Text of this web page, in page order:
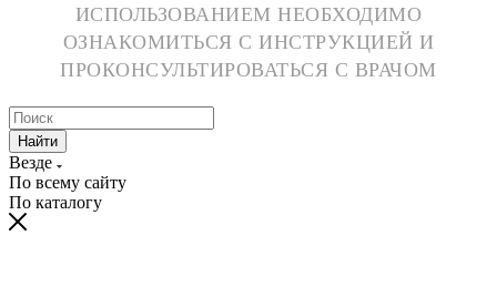
ИСПОЛЬЗОВАНИЕМ НЕОБХОДИМО
ОЗНАКОМИТЬСЯ С ИНСТРУКЦИЕЙ И
ПРОКОНСУЛЬТИРОВАТЬСЯ С ВРАЧОМ
Найти
Везде
По всему сайту
По каталогу